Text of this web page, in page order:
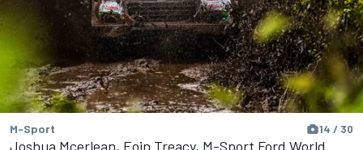
M-Sport 14 / 30
Joshua Mcerlean, Eoin Treacy, M-Sport Ford World